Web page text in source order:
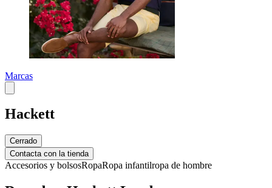
Marcas
Hackett
Cerrado
Contacta con la tienda
Accesorios y bolsosRopaRopa infantilropa de hombre